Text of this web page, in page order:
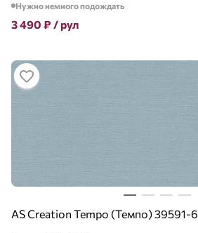
Нужно немного подождать
3 490 ₽ / рул
AS Creation Tempo (Темпо) 39591-6